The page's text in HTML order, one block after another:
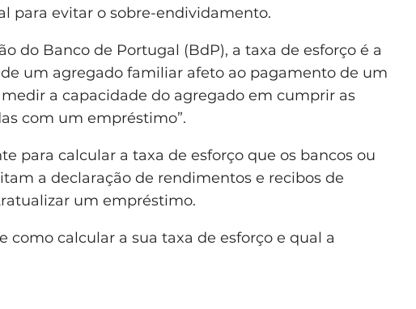
para evitar o sobre-endividamento.
do Banco de Portugal (BdP), a taxa de esforço é a
um agregado familiar afeto ao pagamento de um
a capacidade do agregado em cumprir as
com um empréstimo”.
para calcular a taxa de esforço que os bancos ou
a declaração de rendimentos e recibos de
um empréstimo.
como calcular a sua taxa de esforço e qual a